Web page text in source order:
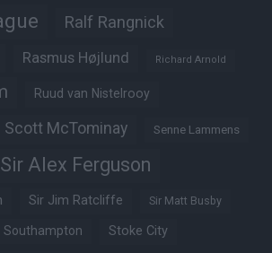
Ralf Rangnick
Rasmus Højlund Richard Arnold
Ruud van Nistelrooy
Scott McTominay Senne Lammens
Sir Alex Ferguson
Sir Jim Ratcliffe Sir Matt Busby
Southampton Stoke City